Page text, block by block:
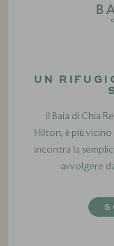
UN
Il Baia di Chia
Hilton, è più
incontra la
avvolgere